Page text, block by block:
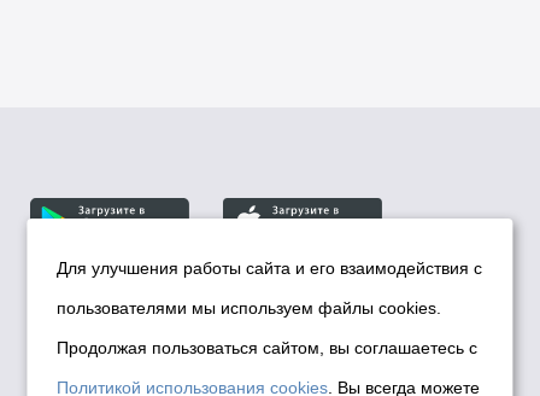
© Департамент информационной политики мэрии
города Новосибирска, 2026
Политика использования Cookies
Для улучшения работы сайта и его взаимодействия с
пользователями мы используем файлы cookies.
Продолжая пользоваться сайтом, вы соглашаетесь с
Политикой использования cookies . Вы всегда можете